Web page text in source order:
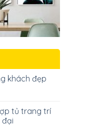
khách đẹp
tủ trang trí
đại